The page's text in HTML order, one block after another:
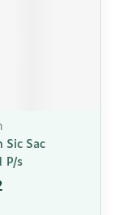
Sic Sac
P/s